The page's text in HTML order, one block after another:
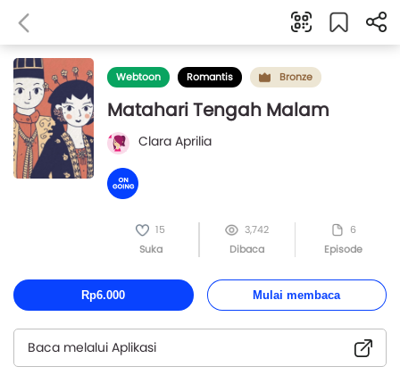
Webtoon Romantis Bronze
Matahari Tengah Malam
Clara Aprilia
15
Suka
3,742
Dibaca
6
Episode
Rp6.000 Mulai membaca
Baca melalui Aplikasi